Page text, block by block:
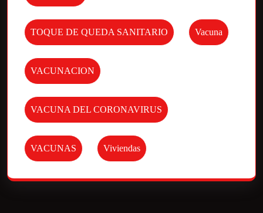
TOQUE DE QUEDA SANITARIO Vacuna
VACUNACION
VACUNA DEL CORONAVIRUS
VACUNAS Viviendas